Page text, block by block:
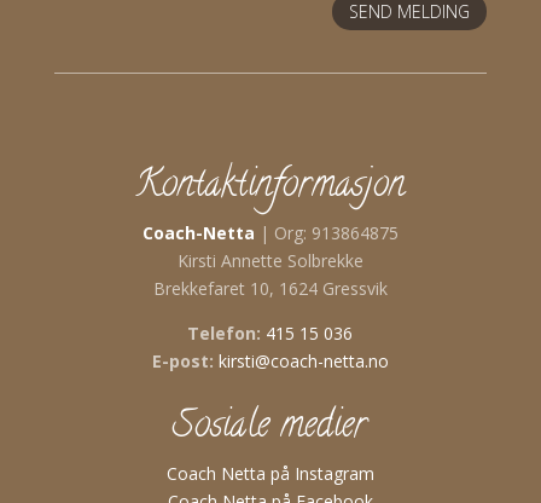
SEND MELDING
Kontaktinformasjon
Coach-Netta | Org: 913864875
Kirsti Annette Solbrekke
Brekkefaret 10, 1624 Gressvik
Telefon: 415 15 036
E-post: kirsti@coach-netta.no
Sosiale medier
Coach Netta på Instagram